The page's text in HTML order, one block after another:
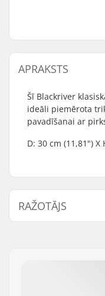
APRAKSTS
Šī Blackriver
ideāli piemērota
pavadīšanai ar
D: 30 cm (11,81") X
RAŽOTĀJS